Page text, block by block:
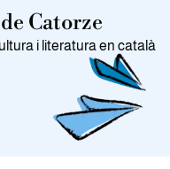
Catorze
i literatura en català